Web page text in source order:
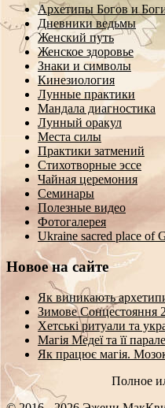
Архетипы Богов и
Дневники ведьмы
Женский путь
Женское здоровье
Знаки и символы
Кинезиология
Лунные практики
Мандала диагностика
Лунный оракул
Места силы
Практики затмений
Стихотворные эссе
Чайная церемония
Семинары
Полезные видео
Фотогалерея
Ukraine sacred place of
Новое на сайте
Як виникають
Зимове Сонцестояння
Хетські ритуали та
Магія Медеї та її
Як працює магія.
Полное